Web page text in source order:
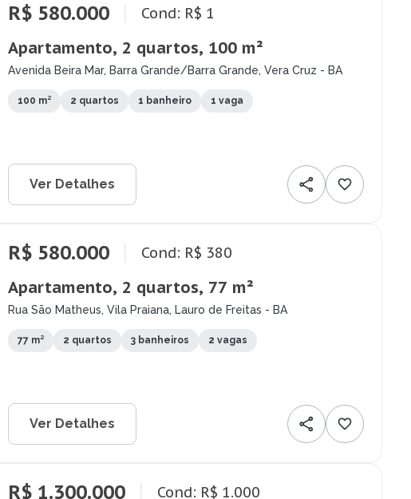
R$ 580.000 Cond: R$ 1
Apartamento, 2 quartos, 100 m²
Avenida Beira Mar, Barra Grande/Barra Grande, Vera Cruz - BA
100 m² 2 quartos 1 banheiro 1 vaga
Ver Detalhes
R$ 580.000 Cond: R$ 380
Apartamento, 2 quartos, 77 m²
Rua São Matheus, Vila Praiana, Lauro de Freitas - BA
77 m² 2 quartos 3 banheiros 2 vagas
Ver Detalhes
R$ 1.300.000 Cond: R$ 1.000